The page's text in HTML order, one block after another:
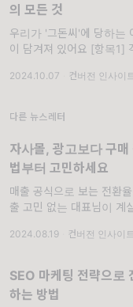
의 모든 것
우리가 '그돈씨'에 당하는
이 담겨져 있어요 [항목1]
올릴 수 있는 방법에는 어
2024.10.07 컨버전 인사이
다른 뉴스레터
자사몰, 광고보다 구매
법부터 고민하세요
매출 공식으로 보는 전환
출 고민 없는 대표님이 계
을 올릴 수 있을까 고민합
2024.08.19 컨버전 인사이
SEO 마케팅 전략으로
하는 방법